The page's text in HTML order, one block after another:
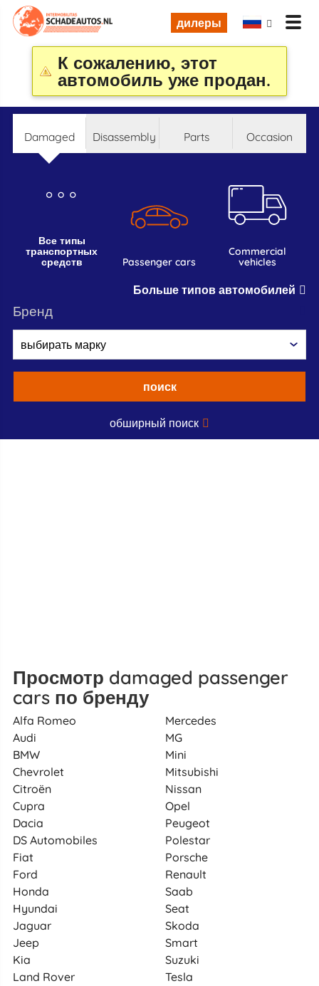
дилеры
К сожалению, этот
автомобиль уже продан.
damaged disassembly parts occasion
все типы
транспортных
средств
passenger cars
commercial
vehicles
Больше типов автомобилей
бренд
поиск
обширный поиск
Просмотр damaged passenger
cars по бренду
Alfa Romeo
Audi
BMW
Chevrolet
Citroën
Cupra
Dacia
DS Automobiles
Fiat
Ford
Honda
Hyundai
Jaguar
Jeep
Kia
Land Rover
Mercedes
MG
Mini
Mitsubishi
Nissan
Opel
Peugeot
Polestar
Porsche
Renault
Saab
Seat
Skoda
Smart
Suzuki
Tesla